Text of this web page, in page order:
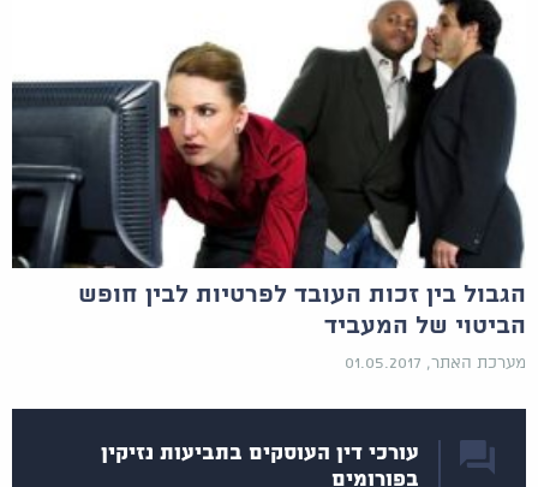
הגבול בין זכות העובד לפרטיות לבין חופש
הביטוי של המעביד
מערכת האתר, 01.05.2017
עורכי דין העוסקים בתביעות נזיקין
בפורומים